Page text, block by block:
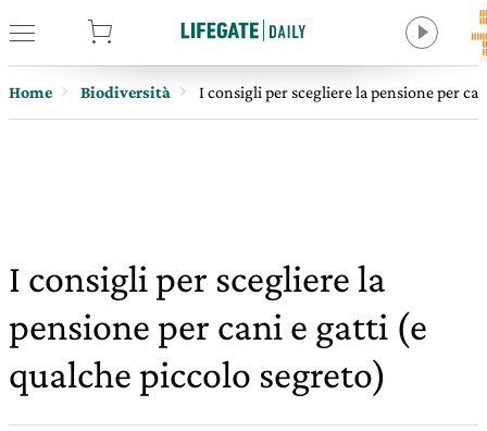
Home Biodiversità I consigli per scegliere la pensione per
I consigli per scegliere la
pensione per cani e gatti (e
qualche piccolo segreto)